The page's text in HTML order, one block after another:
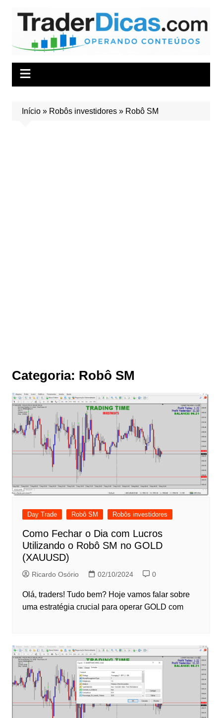
conteúdo
Início» Robôs investidores» Robô SM
Categoria: Robô SM
Day Trade Robô SM Robôs investidores
Como Fechar o Dia com Lucros
Utilizando o Robô SM no GOLD
(XAUUSD)
Ricardo Osório 02/10/2024 0
Olá, traders! Tudo bem? Hoje vamos falar sobre
uma estratégia crucial para operar GOLD com